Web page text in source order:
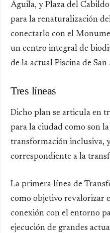
Águila, y Plaza del
para la renaturalización
conectarlo con el
un centro integral de
de la actual Piscina de San
Tres líneas
Dicho plan se articula en
para la ciudad como son
transformación inclusiva,
correspondiente a la
La primera línea de
como objetivo revalorizar
conexión con el entorno
ejecución de grandes